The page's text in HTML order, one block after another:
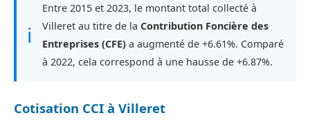
ℹ
Entre 2015 et 2023, le montant total collecté à
Villeret au titre de la Contribution Foncière des
Entreprises (CFE) a augmenté de +6.61%. Comparé
à 2022, cela correspond à une hausse de +6.87%.
Cotisation CCI à Villeret